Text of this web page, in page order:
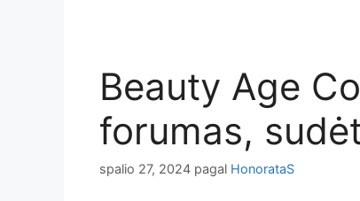
Beauty Age
forumas,
spalio 27, 2024 pagal HonorataS